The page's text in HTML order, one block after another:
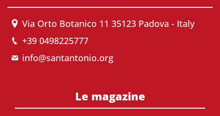
Via Orto Botanico 11 35123 Padova - Italy
+39 0498225777
info@santantonio.org
Le magazine